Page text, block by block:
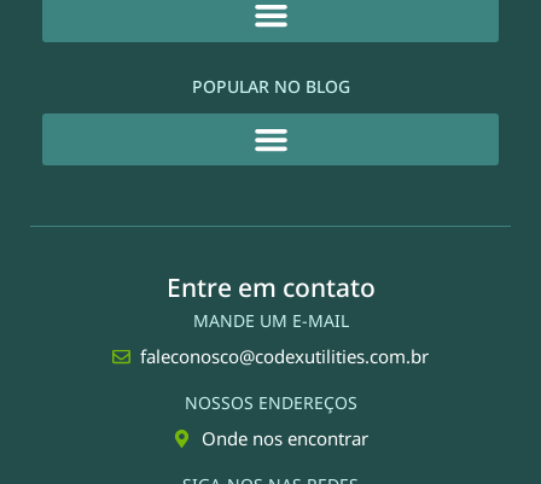
POPULAR NO BLOG
Entre em contato
MANDE UM E-MAIL
faleconosco@codexutilities.com.br
NOSSOS ENDEREÇOS
Onde nos encontrar